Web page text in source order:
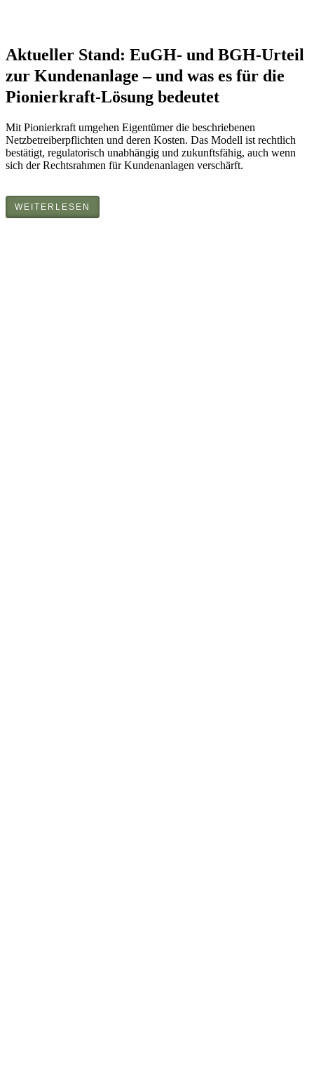
Aktueller Stand: EuGH- und BGH-Urteil
zur Kundenanlage – und was es für die
Pionierkraft-Lösung bedeutet
Mit Pionierkraft umgehen Eigentümer die beschriebenen
Netzbetreiberpflichten und deren Kosten. Das Modell ist rechtlich
bestätigt, regulatorisch unabhängig und zukunftsfähig, auch wenn
sich der Rechtsrahmen für Kundenanlagen verschärft.
WEITERLESEN